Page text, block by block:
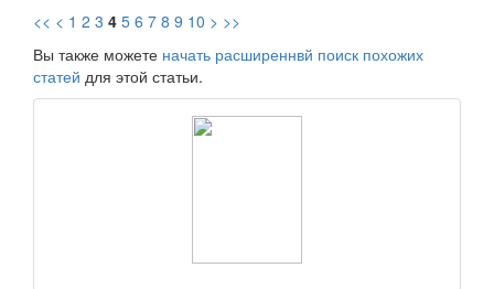
<< < 1 2 3 4 5 6 7 8 9 10 > >>
Вы также можете начать расширеннвй поиск похожих
статей для этой статьи.